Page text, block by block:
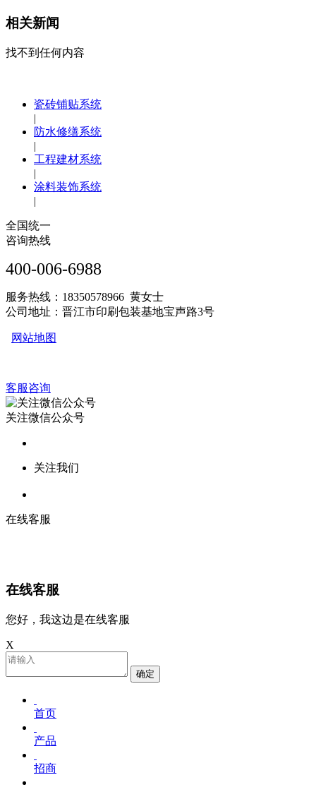
相关新闻
找不到任何内容
瓷砖铺贴系统
|
防水修缮系统
|
工程建材系统
|
涂料装饰系统
|
全国统一
咨询热线
400-006-6988
服务热线：18350578966 黄女士
公司地址：晋江市印刷包装基地宝声路3号
网站地图
客服咨询
关注微信公众号
关注我们
在线客服
在线客服
您好，我这边是在线客服
X
确定
首页
产品
招商